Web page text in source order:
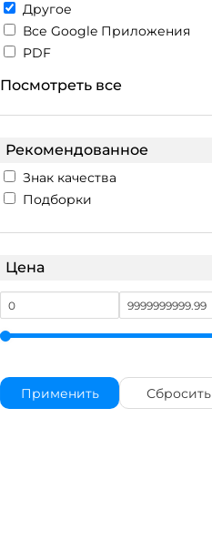
Другое
Все Google Приложения
PDF
Посмотреть все
Рекомендованное
Знак качества
Подборки
Цена
Применить Сбросить